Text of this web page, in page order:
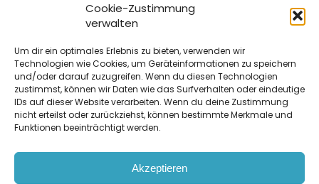
Cookie-Zustimmung
verwalten
Um dir ein optimales Erlebnis zu bieten, verwenden wir
Technologien wie Cookies, um Geräteinformationen zu speichern
und/oder darauf zuzugreifen. Wenn du diesen Technologien
zustimmst, können wir Daten wie das Surfverhalten oder eindeutige
IDs auf dieser Website verarbeiten. Wenn du deine Zustimmung
nicht erteilst oder zurückziehst, können bestimmte Merkmale und
Funktionen beeinträchtigt werden.
Akzeptieren
ist ein Service von
Krenn Real GmbH
Tischlerstraße 12
4050Traun| Österreich
Kontakt